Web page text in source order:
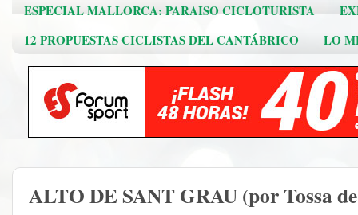
ESPECIAL MALLORCA: PARAISO CICLOTURISTA
12 PROPUESTAS CICLISTAS DEL CANTÁBRICO
LO
ALTO DE SANT GRAU (por Tossa